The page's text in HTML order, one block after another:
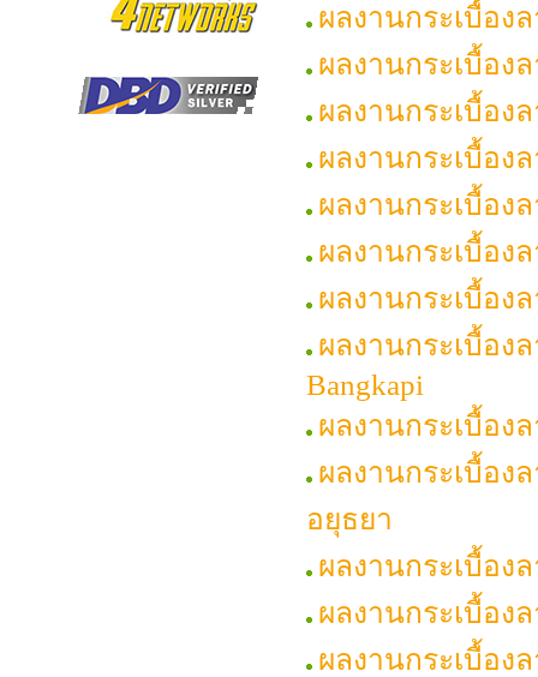
ผลงานกระเบื้อง
ผลงานกระเบื้อ
ผลงานกระเบื้อง
ผลงานกระเบื้อง
ผลงานกระเบื้อง
ผลงานกระเบื้อง
ผลงานกระเบื้อง
ผลงานกระเบื้อง
Bangkapi
ผลงานกระเบื้อ
ผลงานกระเบื้อ
อยุธยา
ผลงานกระเบื้อง
ผลงานกระเบื้อ
ผลงานกระเบื้อ